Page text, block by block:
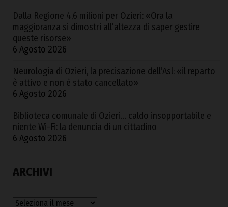
Dalla Regione 4,6 milioni per Ozieri: «Ora la
maggioranza si dimostri all’altezza di saper gestire
queste risorse»
6 Agosto 2026
Neurologia di Ozieri, la precisazione dell’Asl: «il reparto
è attivo e non è stato cancellato»
6 Agosto 2026
Biblioteca comunale di Ozieri… caldo insopportabile e
niente Wi-Fi: la denuncia di un cittadino
6 Agosto 2026
ARCHIVI
Archivi